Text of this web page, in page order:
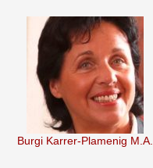
Burgi Karrer-Plamenig M.A.